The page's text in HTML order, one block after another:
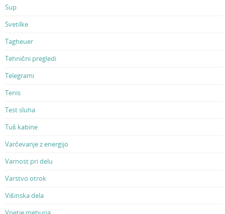
Sup
Svetilke
Tagheuer
Tehnični pregledi
Telegrami
Tenis
Test sluha
Tuš kabine
Varčevanje z energijo
Varnost pri delu
Varstvo otrok
Višinska dela